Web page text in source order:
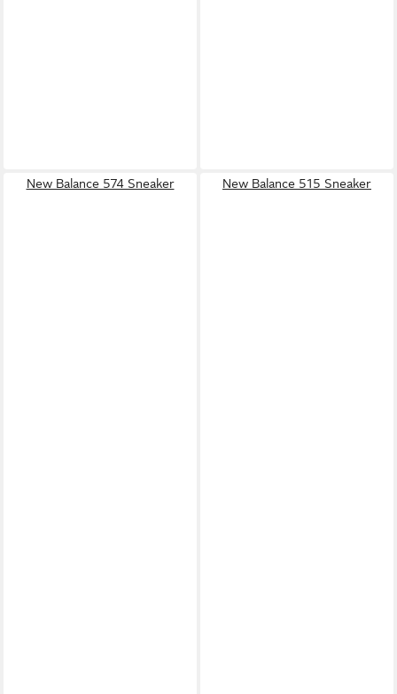
New Balance 574 Sneaker New Balance 515 Sneaker